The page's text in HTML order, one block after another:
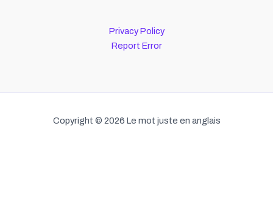
Privacy Policy
Report Error
Copyright © 2026 Le mot juste en anglais